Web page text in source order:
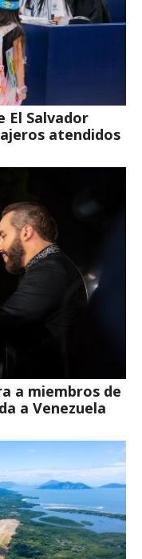
El Salvador
atendidos
a miembros de
a Venezuela